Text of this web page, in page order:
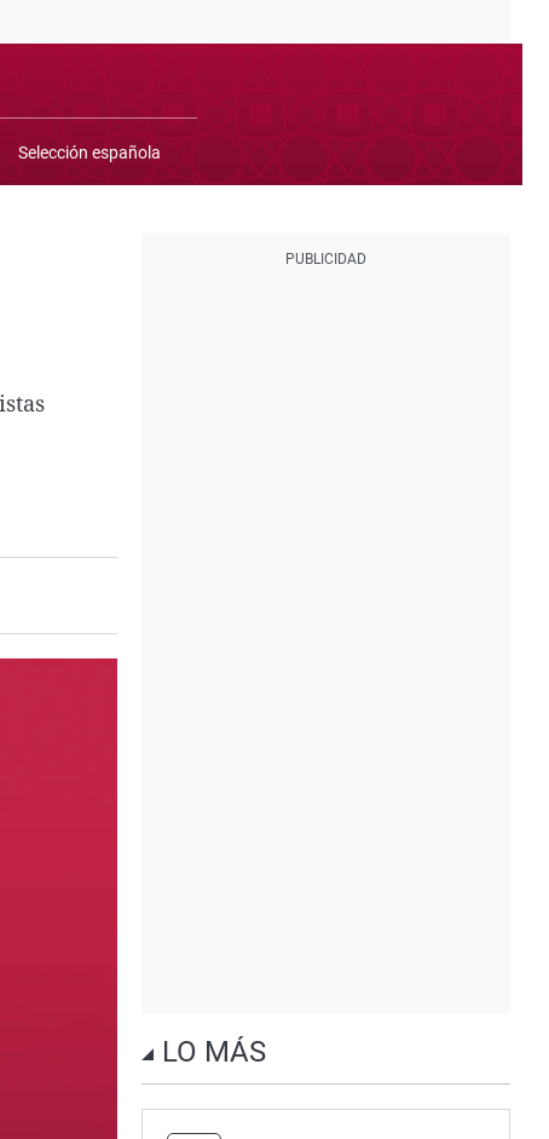
Selección española
LO MÁS